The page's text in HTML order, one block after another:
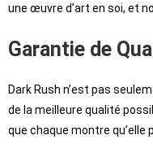
une œuvre d’art en soi, et
Garantie de
Dark Rush n’est pas
de la meilleure qualité
que chaque montre qu’elle